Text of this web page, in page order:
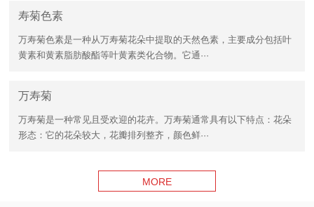
寿菊色素
万寿菊色素是一种从万寿菊花朵中提取的天然色素，主要成分包括叶
黄素和黄素脂肪酸酯等叶黄素类化合物。它通···
万寿菊
万寿菊是一种常见且受欢迎的花卉。万寿菊通常具有以下特点：花朵
形态：它的花朵较大，花瓣排列整齐，颜色鲜···
MORE